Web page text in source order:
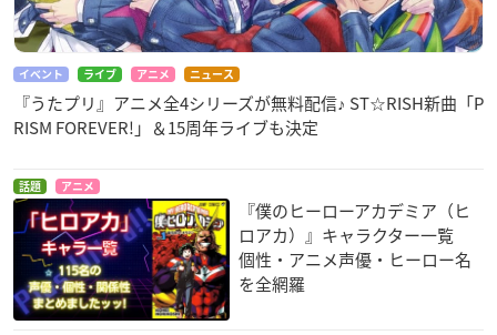
イベント ライブ アニメ ニュース
『うたプリ』アニメ全4シリーズが無料配信♪ ST☆RISH新曲「P
RISM FOREVER!」＆15周年ライブも決定
話題 アニメ
『僕のヒーローアカデミア（ヒ
ロアカ）』キャラクター一覧
個性・アニメ声優・ヒーロー名
を全網羅